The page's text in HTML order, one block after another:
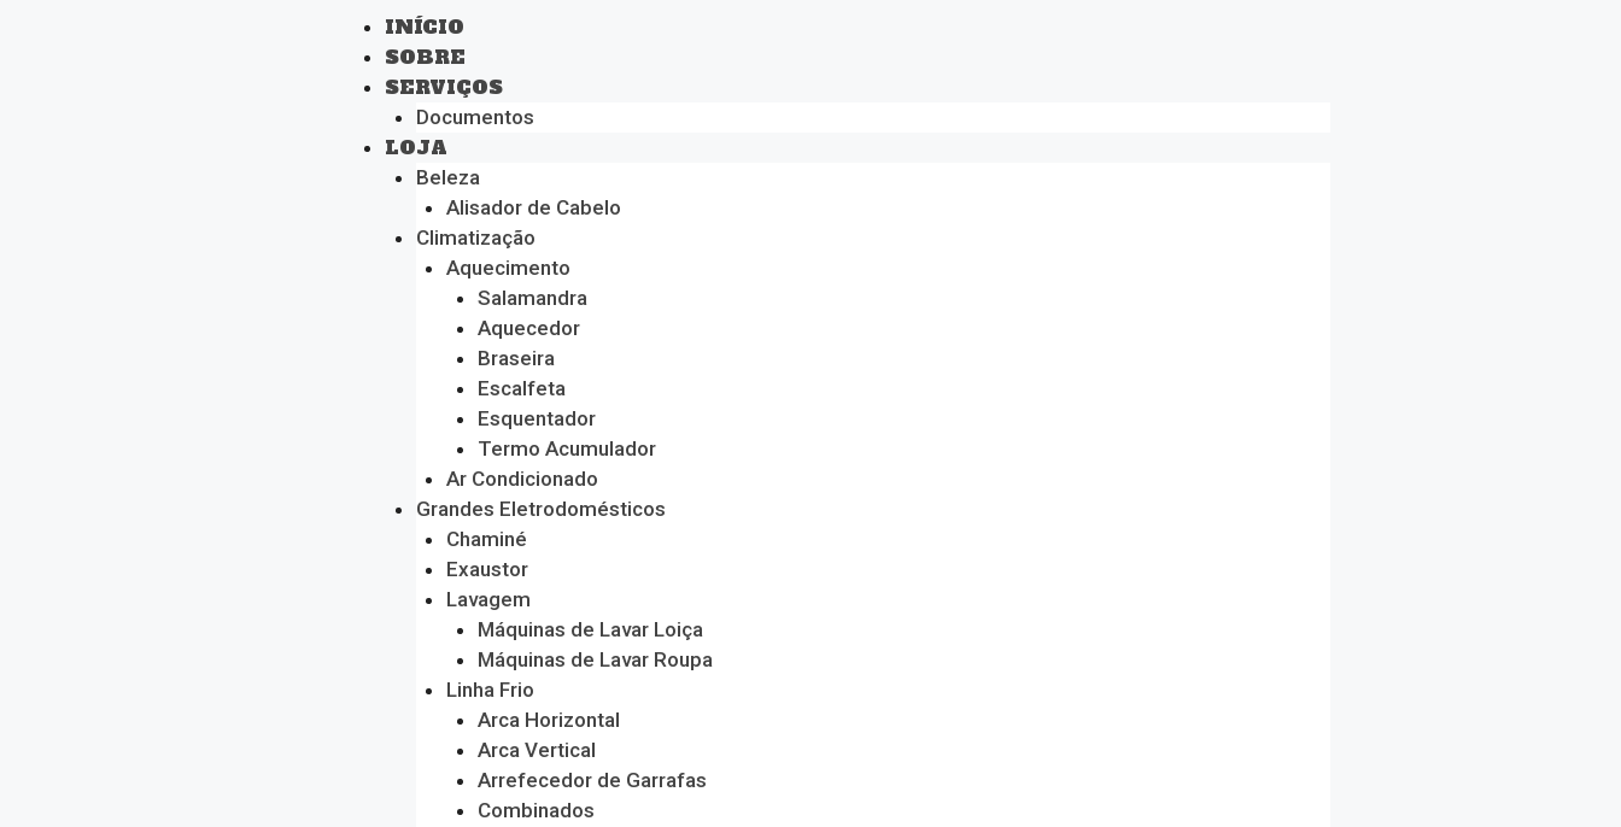
INÍCIO
SOBRE
SERVIÇOS
Documentos
LOJA
Beleza
Alisador de Cabelo
Climatização
Aquecimento
Salamandra
Aquecedor
Braseira
Escalfeta
Esquentador
Termo Acumulador
Ar Condicionado
Grandes Eletrodomésticos
Chaminé
Exaustor
Lavagem
Máquinas de Lavar Loiça
Máquinas de Lavar Roupa
Linha Frio
Arca Horizontal
Arca Vertical
Arrefecedor de Garrafas
Combinados